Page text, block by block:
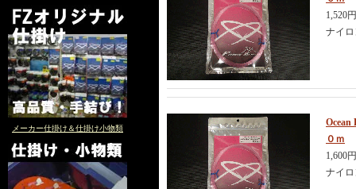
メーカー仕掛け＆仕掛け小物類
1,520
ナイ
０ｍ
1,600
ナイ